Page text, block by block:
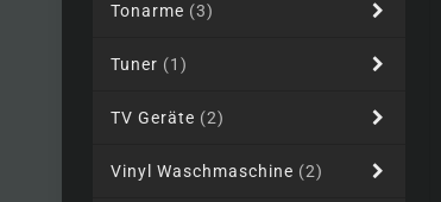
Tonarme (3)
Tuner (1)
TV Geräte (2)
Vinyl Waschmaschine (2)